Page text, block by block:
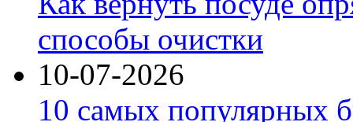
способы очистки
10-07-2026
10 самых популярных